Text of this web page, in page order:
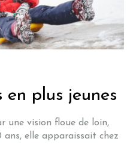
en plus jeunes
une vision floue de loin,
elle apparaissait chez
maintenant,…